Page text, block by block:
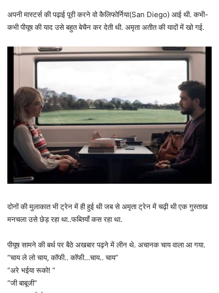
अपनी मास्टर्स की पढ़ाई पूरी करने वो कैलिफोर्निया(San Diego) आई थी. कभी-
कभी पीयूष की याद उसे बहुत बेचैन कर देती थी. अमृता अतीत की यादों में खो गई.
दोनों की मुलाकात भी ट्रेन में ही हुई थी जब से अमृता ट्रेन में चढ़ी थी एक गुस्ताख
मनचला उसे छेड़ रहा था..फब्तियाँ कस रहा था.
पीयूष सामने की बर्थ पर बैठे अखबार पढ़ने में लीन थे. अचानक चाय वाला आ गया.
“चाय ले लो चाय, कॉफी.. कॉफी…चाय.. चाय”
“अरे भईया रूको! “
“जी बाबूजी”